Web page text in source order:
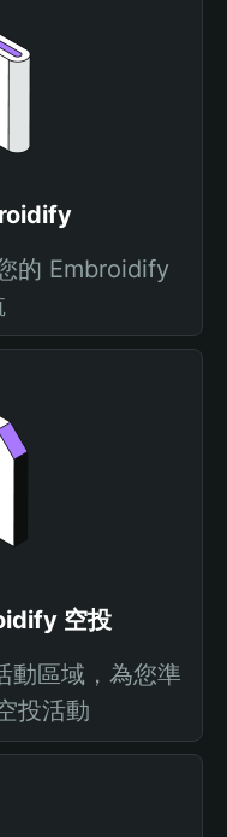
的 Embroidify
空投
區域，為您準
投活動